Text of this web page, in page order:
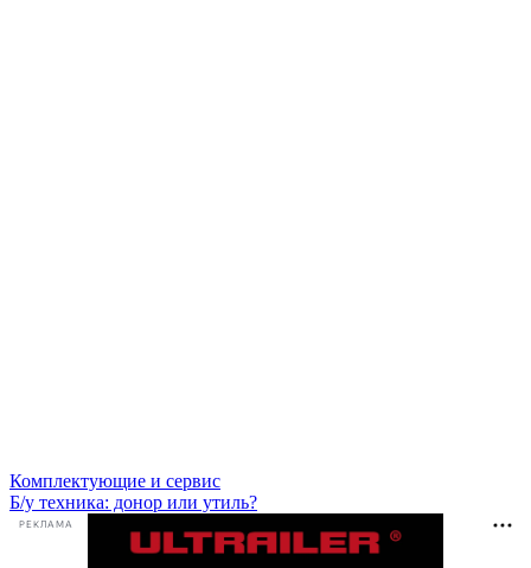
Комплектующие и сервис
Б/у техника: донор или утиль?
РЕКЛАМА